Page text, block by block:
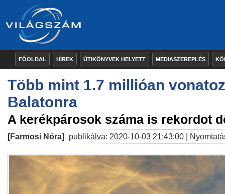
FŐOLDAL HÍREK ÚTIKÖNYVEK HELYETT MÉDIASZEREPLÉS
Több mint 1.7 millióan
Balatonra
A kerékpárosok száma is rekordot
[Farmosi Nóra] publikálva: 2020-10-03 21:43:00 |